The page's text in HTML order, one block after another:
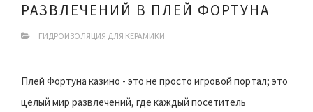
РАЗВЛЕЧЕНИЙ В ПЛЕЙ ФОРТУНА
ГИДРОИЗОЛЯЦИЯ ДЛЯ КЕРАМИКИ
Плей Фортуна казино - это не просто игровой портал; это
целый мир развлечений, где каждый посетитель